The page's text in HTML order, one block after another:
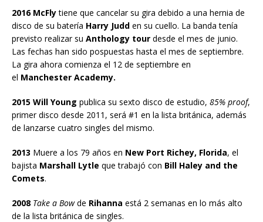
2016 McFlytiene que cancelar su gira debido a una hernia de
disco de su batería Harry Judd en su cuello. La banda tenía
previsto realizar su Anthology tour desde el mes de junio.
Las fechas han sido pospuestas hasta el mes de septiembre.
La gira ahora comienza el 12 de septiembre en
el Manchester Academy.
2015 Will Young publica su sexto disco de estudio, 85% proof,
primer disco desde 2011, será #1 en la lista británica, además
de lanzarse cuatro singles del mismo.
2013 Muere a los 79 años en New Port Richey, Florida, el
bajista Marshall Lytle que trabajó con Bill Haley and the
Comets.
2008 Take a Bowde Rihanna está 2 semanas en lo más alto
de la lista británica de singles.